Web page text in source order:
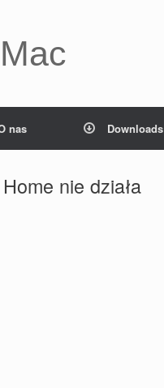
nas Downloads
nie działa